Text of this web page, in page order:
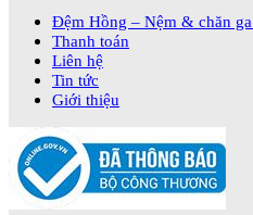
Đệm Hồng – Nệm & chăn
Thanh toán
Liên hệ
Tin tức
Giới thiệu